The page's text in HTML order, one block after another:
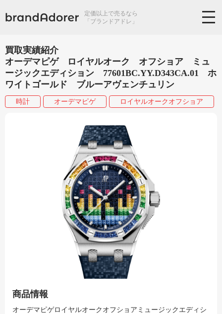
定価以上で売るなら
「ブランドアドレ」
買取実績紹介
オーデマピゲ ロイヤルオーク オフショア ミュ
ージックエディション 77601BC.YY.D343CA.01 ホ
ワイトゴールド ブルーアヴェンチュリン
時計 オーデマピゲ ロイヤルオークオフショア
商品情報
オーデマピゲロイヤルオークオフショアミュージックエディシ